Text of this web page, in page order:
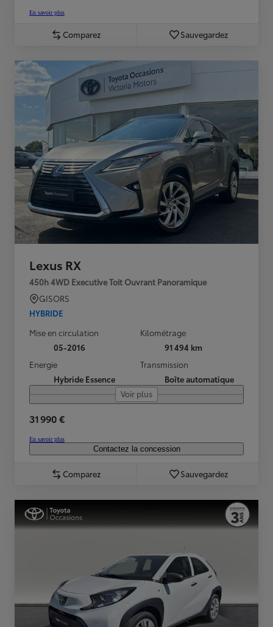
En savoir plus
Comparez Sauvegardez
Lexus RX
450h 4WD Executive Toit Ouvrant Panoramique
GISORS
HYBRIDE
Mise en circulation
05-2016
Kilométrage
91 494 km
Energie
Hybride Essence
Transmission
Boîte automatique
Voir plus
31 990 €
En savoir plus
Contactez la concession
Comparez Sauvegardez